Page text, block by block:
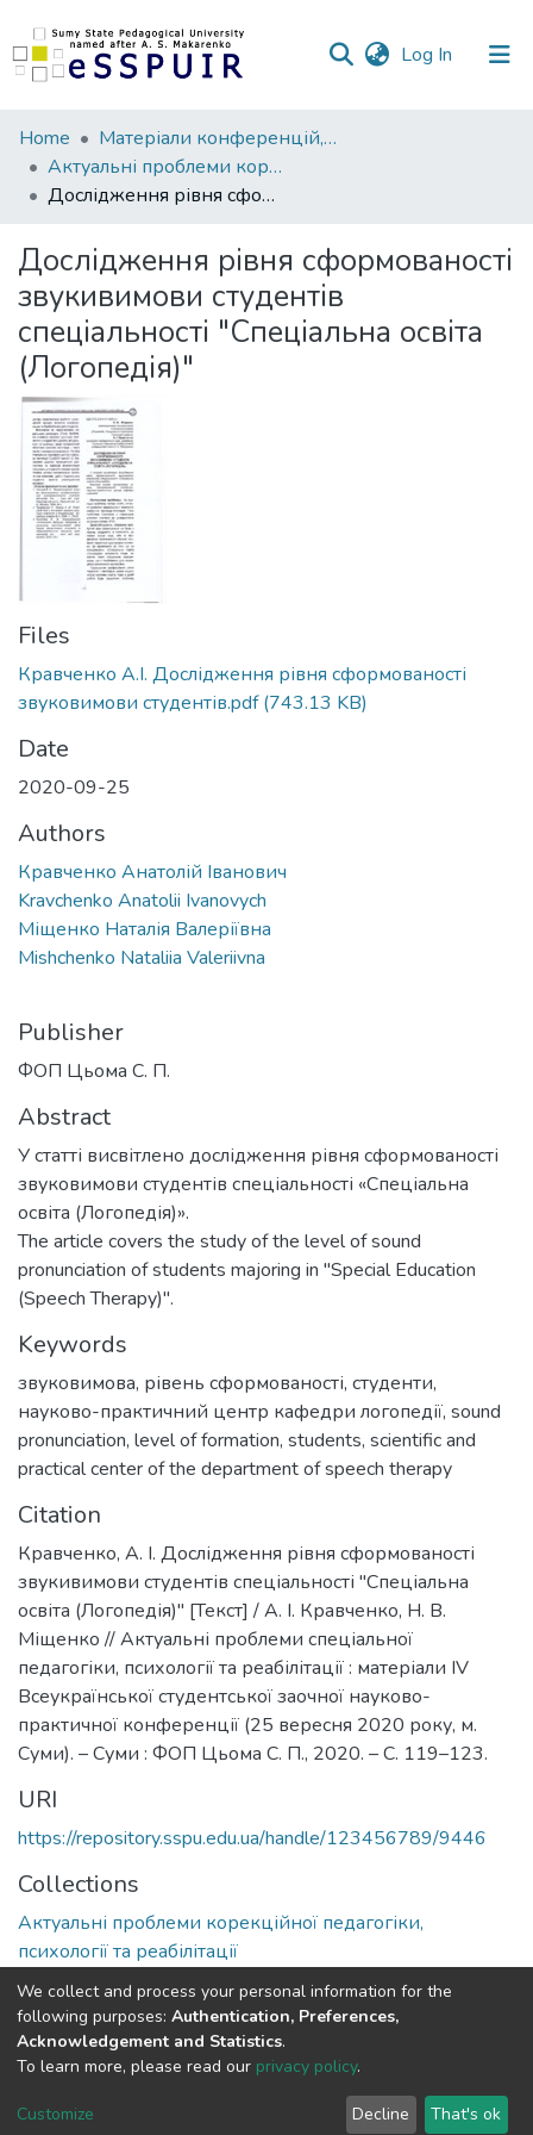
Log In (current)
Communities
&
Collections
Statistics
Home
Матеріали конференцій, семінарів, читань
Актуальні проблеми корекційної педагогіки, психології та реабілітації
Дослідження рівня сформованості звукивимови студентів спеціальності "Спеціальна освіта (Логопедія)"
Дослідження рівня сформованості
звукивимови студентів
спеціальності "Спеціальна освіта
(Логопедія)"
Files
Кравченко А.І. Дослідження рівня сформованості
звуковимови студентів.pdf(743.13 KB)
Date
2020-09-25
Authors
Кравченко Анатолій Іванович
Kravchenko Anatolii Ivanovych
Міщенко Наталія Валеріївна
Mishchenko Nataliia Valeriivna
Publisher
ФОП Цьома С. П.
Abstract
У статті висвітлено дослідження рівня сформованості
звуковимови студентів спеціальності «Спеціальна
освіта (Логопедія)».
The article covers the study of the level of sound
pronunciation of students majoring in "Special Education
(Speech Therapy)".
Keywords
звуковимова, рівень сформованості, студенти,
науково-практичний центр кафедри логопедії, sound
pronunciation, level of formation, students, scientific and
practical center of the department of speech therapy
Citation
Кравченко, А. І. Дослідження рівня сформованості
звукивимови студентів спеціальності "Спеціальна
освіта (Логопедія)" [Текст] / А. І. Кравченко, Н. В.
Міщенко // Актуальні проблеми спеціальної
педагогіки, психології та реабілітації : матеріали IV
Всеукраїнської студентської заочної науково-
практичної конференції (25 вересня 2020 року, м.
Суми). – Суми : ФОП Цьома С. П., 2020. – С. 119–123.
URI
https://repository.sspu.edu.ua/handle/123456789/9446
Collections
Актуальні проблеми корекційної педагогіки,
психології та реабілітації
Full item page Google Scholar
DSpace software and SSPU named after A.S. Makarenko
LYRASIS
We collect and process your personal information for the
following purposes: Authentication, Preferences,
Acknowledgement and Statistics.
To learn more, please read our privacy policy.
Customize Decline That's ok